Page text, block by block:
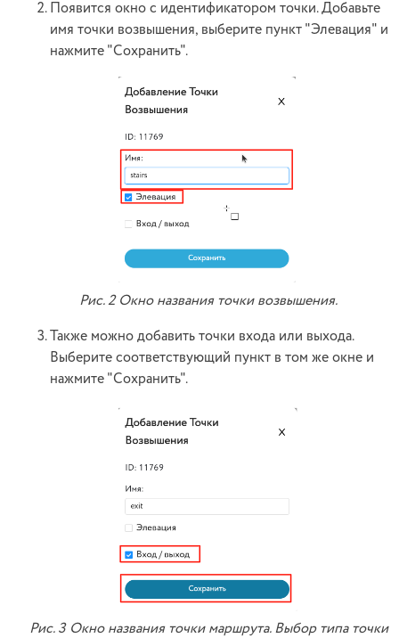
Появится окно с идентификатором точки. Добавьте
имя точки возвышения, выберите пункт "Элевация" и
нажмите "Сохранить".
Рис. 2 Окно названия точки возвышения.
Также можно добавить точки входа или выхода.
Выберите соответствующий пункт в том же окне и
нажмите "Сохранить".
Рис. 3 Окно названия точки маршрута. Выбор типа точки